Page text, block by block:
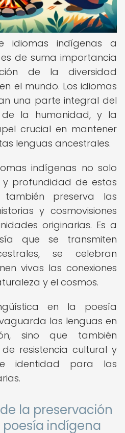
idiomas indígenas a
de suma importancia
de la diversidad
el mundo. Los idiomas
una parte integral del
la humanidad, y la
crucial en mantener
lenguas ancestrales.
indígenas no solo
profundidad de estas
preserva las
y cosmovisiones
originarias. Es a
que se transmiten
se celebran
vivas las conexiones
y el cosmos.
en la poesía
las lenguas en
sino que también
resistencia cultural y
identidad para las
la preservación
indígena